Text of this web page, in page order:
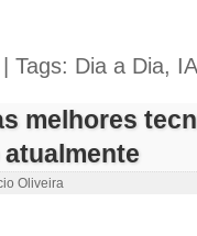
| Tags: Dia a Dia, IA
melhores
Oliveira